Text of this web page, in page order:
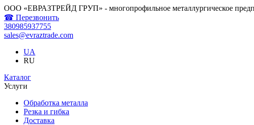
ООО «ЕВРАЗТРЕЙД ГРУП» - многопрофильное металлургическое
☎ Перезвонить
380985937755
sales@evraztrade.com
UA
RU
Каталог
Услуги
Обработка металла
Резка и гибка
Доставка